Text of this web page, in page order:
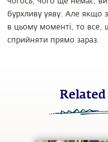
бурхливу уяву. Але якщо
в цьому моменті, то
сприйняти прямо зараз.